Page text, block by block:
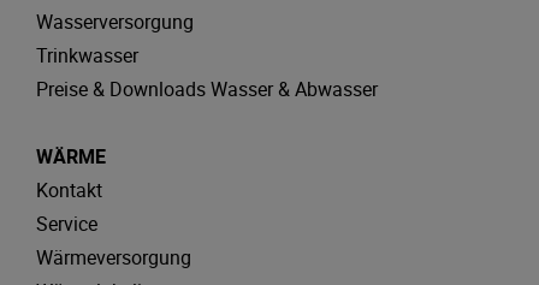
Wasserversorgung
Trinkwasser
Preise & Downloads Wasser & Abwasser
WÄRME
Kontakt
Service
Wärmeversorgung